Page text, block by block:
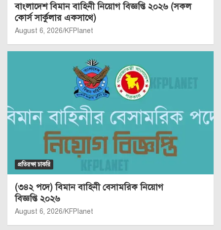
বাংলাদেশ বিমান বাহিনী নিয়োগ বিজ্ঞপ্তি ২০২৬ (সকল
কোর্স সার্কুলার একসাথে)
August 6, 2026 KFPlanet
প্রতিরক্ষা চাকরি
(৩৪২ পদে) বিমান বাহিনী বেসামরিক নিয়োগ
বিজ্ঞপ্তি ২০২৬
August 6, 2026 KFPlanet